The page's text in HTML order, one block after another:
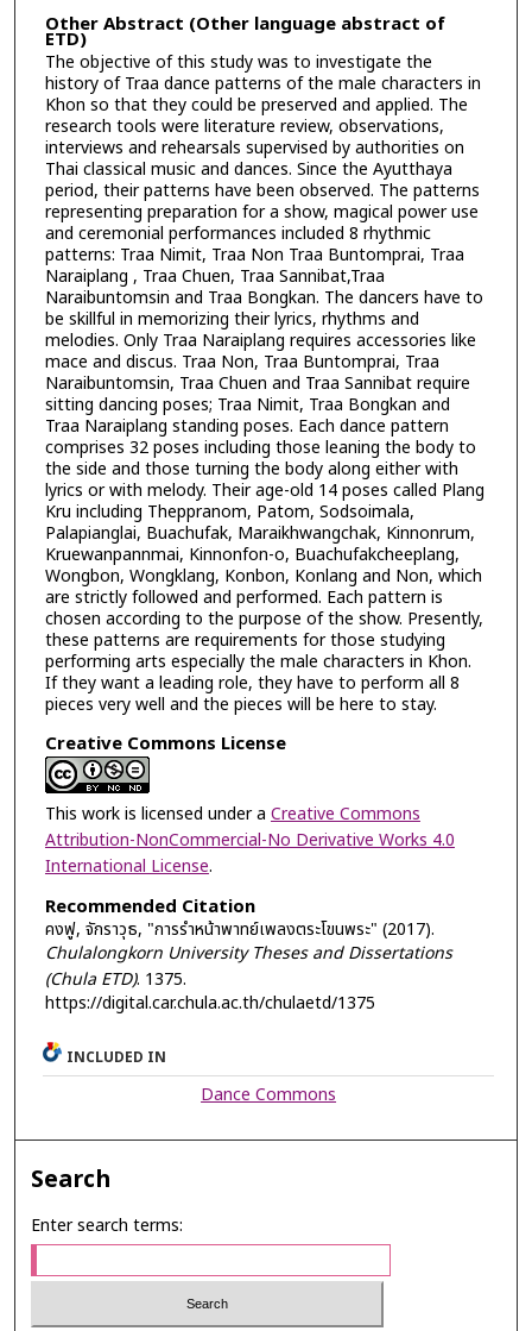
Other Abstract (Other language abstract of
ETD)
The objective of this study was to investigate the
history of Traa dance patterns of the male characters in
Khon so that they could be preserved and applied. The
research tools were literature review, observations,
interviews and rehearsals supervised by authorities on
Thai classical music and dances. Since the Ayutthaya
period, their patterns have been observed. The patterns
representing preparation for a show, magical power use
and ceremonial performances included 8 rhythmic
patterns: Traa Nimit, Traa Non Traa Buntomprai, Traa
Naraiplang , Traa Chuen, Traa Sannibat,Traa
Naraibuntomsin and Traa Bongkan. The dancers have to
be skillful in memorizing their lyrics, rhythms and
melodies. Only Traa Naraiplang requires accessories like
mace and discus. Traa Non, Traa Buntomprai, Traa
Naraibuntomsin, Traa Chuen and Traa Sannibat require
sitting dancing poses; Traa Nimit, Traa Bongkan and
Traa Naraiplang standing poses. Each dance pattern
comprises 32 poses including those leaning the body to
the side and those turning the body along either with
lyrics or with melody. Their age-old 14 poses called Plang
Kru including Theppranom, Patom, Sodsoimala,
Palapianglai, Buachufak, Maraikhwangchak, Kinnonrum,
Kruewanpannmai, Kinnonfon-o, Buachufakcheeplang,
Wongbon, Wongklang, Konbon, Konlang and Non, which
are strictly followed and performed. Each pattern is
chosen according to the purpose of the show. Presently,
these patterns are requirements for those studying
performing arts especially the male characters in Khon.
If they want a leading role, they have to perform all 8
pieces very well and the pieces will be here to stay.
Creative Commons License
This work is licensed under a Creative Commons
Attribution-NonCommercial-No Derivative Works 4.0
International License.
Recommended Citation
คงฟู, จักราวุธ, "การรำหน้าพาทย์เพลงตระโขนพระ" (2017).
Chulalongkorn University Theses and Dissertations
(Chula ETD). 1375.
https://digital.car.chula.ac.th/chulaetd/1375
INCLUDED IN
Dance Commons
Search
Enter search terms: